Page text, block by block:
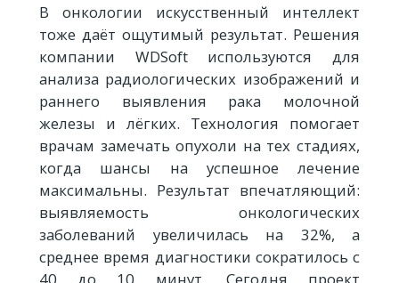
В онкологии искусственный интеллект
тоже даёт ощутимый результат. Решения
компании WDSoft используются для
анализа радиологических изображений и
раннего выявления рака молочной
железы и лёгких. Технология помогает
врачам замечать опухоли на тех стадиях,
когда шансы на успешное лечение
максимальны. Результат впечатляющий:
выявляемость онкологических
заболеваний увеличилась на 32%, а
среднее время диагностики сократилось с
40 до 10 минут. Сегодня проект